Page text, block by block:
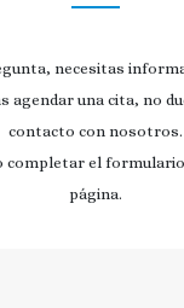
necesitas
agendar una cita, no
contacto con nosotros.
completar el
página.